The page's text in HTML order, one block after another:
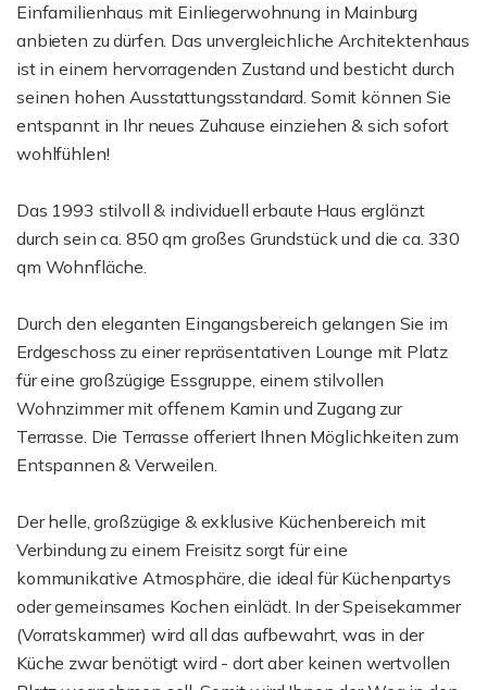
Einfamilienhaus mit Einliegerwohnung in Mainburg
anbieten zu dürfen. Das unvergleichliche Architektenhaus
ist in einem hervorragenden Zustand und besticht durch
seinen hohen Ausstattungsstandard. Somit können Sie
entspannt in Ihr neues Zuhause einziehen & sich sofort
wohlfühlen!
Das 1993 stilvoll & individuell erbaute Haus erglänzt
durch sein ca. 850 qm großes Grundstück und die ca. 330
qm Wohnfläche.
Durch den eleganten Eingangsbereich gelangen Sie im
Erdgeschoss zu einer repräsentativen Lounge mit Platz
für eine großzügige Essgruppe, einem stilvollen
Wohnzimmer mit offenem Kamin und Zugang zur
Terrasse. Die Terrasse offeriert Ihnen Möglichkeiten zum
Entspannen & Verweilen.
Der helle, großzügige & exklusive Küchenbereich mit
Verbindung zu einem Freisitz sorgt für eine
kommunikative Atmosphäre, die ideal für Küchenpartys
oder gemeinsames Kochen einlädt. In der Speisekammer
(Vorratskammer) wird all das aufbewahrt, was in der
Küche zwar benötigt wird - dort aber keinen wertvollen